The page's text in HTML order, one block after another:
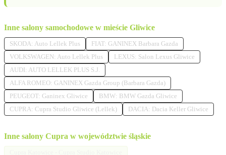
Inne salony samochodowe w mieście Gliwice
SKODA: Auto Lellek Plus
FIAT: GANINEX Barbara Gazda
VOLKSWAGEN: Auto Lellek Plus
LEXUS: Salon Lexus Gliwice
AUDI: AUTO LELLEK PLUS S.J.
ALFA ROMEO: GANINEX Gazda Group (Barbara Gazda)
PEUGEOT: Ganinex Gliwice
BMW: BMW Gazda Gliwice
CUPRA: Cupra Studio Gliwice (Lellek)
DACIA: Dacia Keller Gliwice
Inne salony Cupra w województwie śląskie